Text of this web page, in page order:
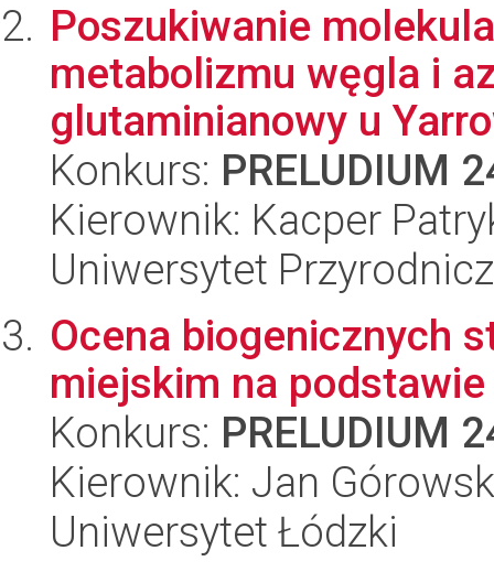
Poszukiwanie
metabolizmu węgla i
glutaminianowy u
Konkurs: PRELUDIUM
Kierownik: Kacper
Uniwersytet
Ocena biogenicznych
miejskim na
Konkurs: PRELUDIUM
Kierownik: Jan
Uniwersytet Łódzki